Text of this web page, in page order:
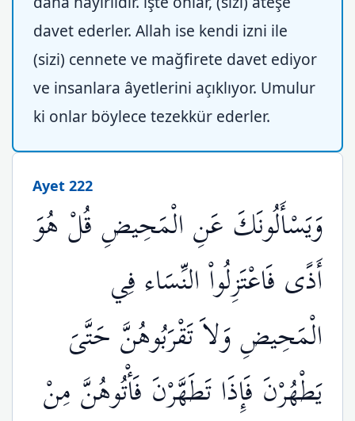
davet ederler. Allah ise kendi izni ile
(sizi) cennete ve mağfirete davet ediyor
ve insanlara âyetlerini açıklıyor. Umulur
ki onlar böylece tezekkür ederler.
Ayet 222
وَيَسْأَلُونَكَ عَنِ الْمَحِيضِ قُلْ هُوَ
أَذًى فَاعْتَزِلُواْ النِّسَاء فِي
الْمَحِيضِ وَلاَ تَقْرَبُوهُنَّ حَتَّىَ
يَطْهُرْنَ فَإِذَا تَطَهَّرْنَ فَأْتُوهُنَّ مِنْ